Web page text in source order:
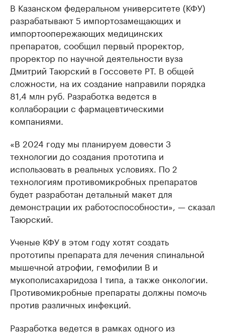
В Казанском федеральном университете (КФУ)
разрабатывают 5 импортозамещающих и
импортоопережающих медицинских
препаратов, сообщил первый проректор,
проректор по научной деятельности вуза
Дмитрий Таюрский в Госсовете РТ. В общей
сложности, на их создание направили порядка
81,4 млн руб. Разработка ведется в
коллаборации с фармацевтическими
компаниями.
«В 2024 году мы планируем довести 3
технологии до создания прототипа и
использовать в реальных условиях. По 2
технологиям противомикробных препаратов
будет разработан детальный макет для
демонстрации их работоспособности», — сказал
Таюрский.
Ученые КФУ в этом году хотят создать
прототипы препарата для лечения спинальной
мышечной атрофии, гемофилии B и
мукополисахаридоза I типа, а также онкологии.
Противомикробные препараты должны помочь
против различных инфекций.
Разработка ведется в рамках одного из